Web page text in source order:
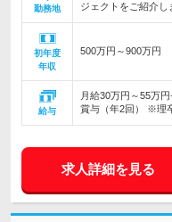
勤務地
ジェクトをご紹介し
初年度
年収
500万円～900万円
給与
月給30万円～55万
賞与（年2回） ※理
求人詳細を見る